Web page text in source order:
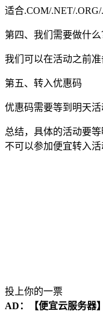
适合.COM/.NET/
第四、我们需要做什么
我们可以在活动之前
第五、转入优惠码
优惠码需要等到明天
总结，具体的活动要
不可以参加便宜转入活
投上你的一票
AD：
【便宜云服务器】